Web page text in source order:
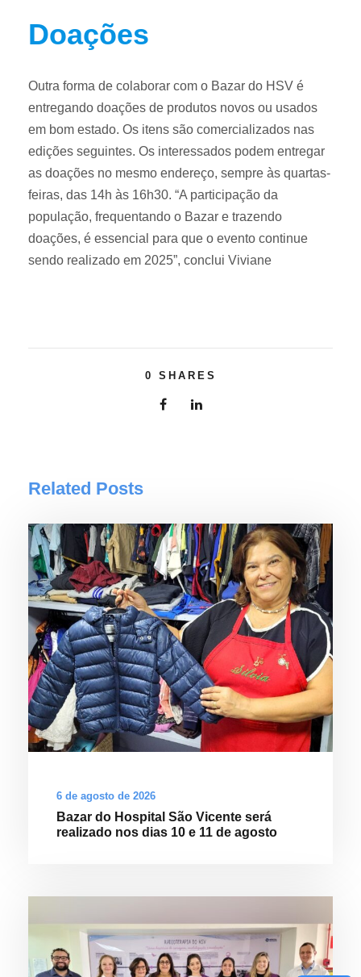
Doações
Outra forma de colaborar com o Bazar do HSV é
entregando doações de produtos novos ou usados
em bom estado. Os itens são comercializados nas
edições seguintes. Os interessados podem entregar
as doações no mesmo endereço, sempre às quartas-
feiras, das 14h às 16h30. “A participação da
população, frequentando o Bazar e trazendo
doações, é essencial para que o evento continue
sendo realizado em 2025”, conclui Viviane
0 SHARES
Related Posts
6 de agosto de 2026
Bazar do Hospital São Vicente será
realizado nos dias 10 e 11 de agosto